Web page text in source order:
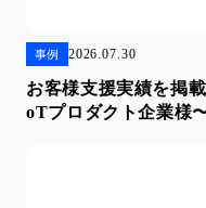
事例 2026.07.30
お客様支援実績を掲
oTプロダクト企業様